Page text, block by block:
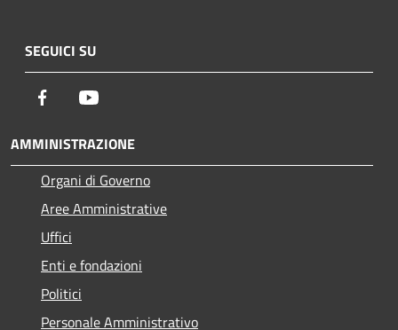
SEGUICI SU
Facebook
AMMINISTRAZIONE
Organi di Governo
Aree Amministrative
Uffici
Enti e fondazioni
Politici
Personale Amministrativo